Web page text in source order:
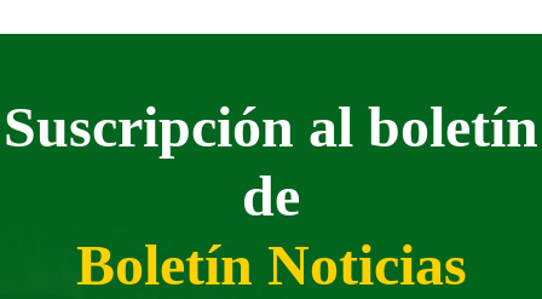
Suscripción al boletín
de
Boletín Noticias